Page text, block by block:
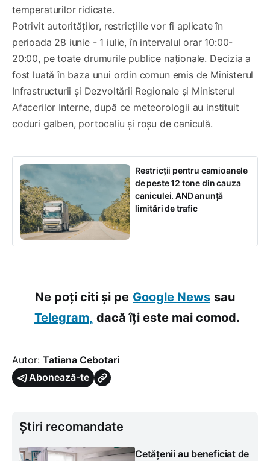
temperaturilor ridicate.
Potrivit autorităților, restricțiile vor fi aplicate în
perioada 28 iunie - 1 iulie, în intervalul orar 10:00-
20:00, pe toate drumurile publice naționale. Decizia a
fost luată în baza unui ordin comun emis de Ministerul
Infrastructurii și Dezvoltării Regionale și Ministerul
Afacerilor Interne, după ce meteorologii au instituit
coduri galben, portocaliu și roșu de caniculă.
Restricții pentru camioanele
de peste 12 tone din cauza
caniculei. AND anunță
limitări de trafic
Ne poți citi și pe Google News sau
Telegram, dacă îți este mai comod.
Autor: Tatiana Cebotari
Abonează-te
Știri recomandate
Cetățenii au beneficiat de